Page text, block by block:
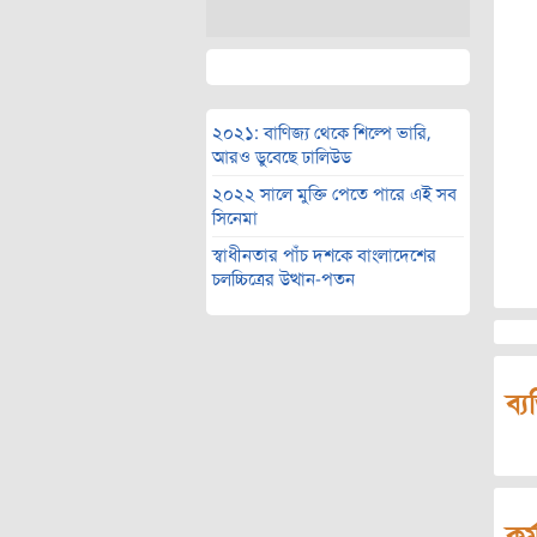
২০২১: বাণিজ্য থেকে শিল্পে ভারি,
আরও ডুবেছে ঢালিউড
২০২২ সালে মুক্তি পেতে পারে এই সব
সিনেমা
স্বাধীনতার পাঁচ দশকে বাংলাদেশের
চলচ্চিত্রের উত্থান-পতন